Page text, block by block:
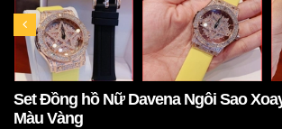
Set Đồng hồ Nữ Davena Ngôi Sao
Màu Vàng